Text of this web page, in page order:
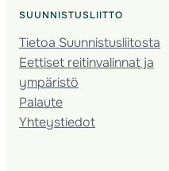
SUUNNISTUSLIITTO
Tietoa Suunnistusliitosta
Eettiset reitinvalinnat ja
ympäristö
Palaute
Yhteystiedot